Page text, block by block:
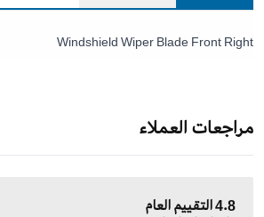
Windshield Wiper Blade Front Right
مراجعات العملاء
4.8التقييم العام